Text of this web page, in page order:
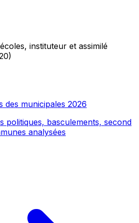
instituteur et assimilé
des municipales 2026
politiques, basculements, second
analysées